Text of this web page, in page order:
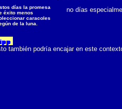
días la promesa
éxito menos
caracoles
de la luna.
no días
también podría encajar en este